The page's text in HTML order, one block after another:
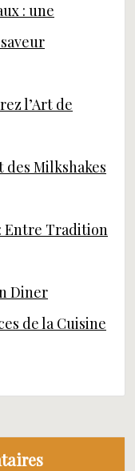
: une
l’Art de
des Milkshakes
Entre Tradition
Diner
de la Cuisine